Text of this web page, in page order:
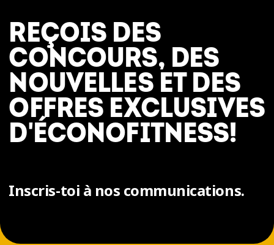
REÇOIS DES
CONCOURS, DES
NOUVELLES ET DES
OFFRES EXCLUSIVES
D'ÉCONOFITNESS!
Inscris-toi à nos communications.